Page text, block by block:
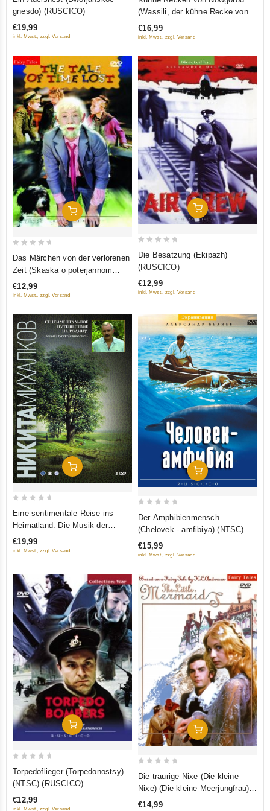
5
gnesdo) (RUSCICO)
€19,99
inkl. Mwst., zzgl. Versand
5
(Wassili, der kühne Recke von
Nowgorod) (Wasilij Buslaew)
(RUSCICO)
€16,99
inkl. Mwst., zzgl. Versand
In Den Warenkorb
5
Das Märchen von der verlorenen
Zeit (Skaska o poterjannom
wremeni) (RUSCICO) (PAL)
€12,99
inkl. Mwst., zzgl. Versand
In Den Warenkorb
5
Die Besatzung (Ekipazh)
(RUSCICO)
€12,99
inkl. Mwst., zzgl. Versand
In Den Warenkorb
5
Eine sentimentale Reise ins
Heimatland. Die Musik der
russischen Malerei
(Sentimentalnoe puteshestvie na
zhivopisi) (3 DVD) (RUSCICO)
€19,99
inkl. Mwst., zzgl. Versand
In Den Warenkorb
5
Der Amphibienmensch
(Chelovek - amfibiya) (NTSC)
(RUSCICO)
€15,99
inkl. Mwst., zzgl. Versand
In Den Warenkorb
out
5
Torpedoflieger (Torpedonostsy)
(NTSC) (RUSCICO)
€12,99
inkl. Mwst., zzgl. Versand
In Den Warenkorb
5
Die traurige Nixe (Die kleine
Nixe) (Die kleine Meerjungfrau)
(Rusalochka) (RUSCICO)
€14,99